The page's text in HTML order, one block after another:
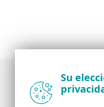
Noticias, opiniones y análisis de
Su